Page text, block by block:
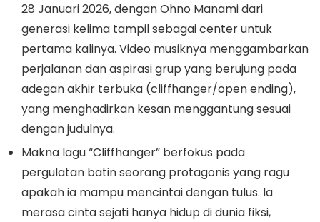
28 Januari 2026, dengan Ohno Manami dari
generasi kelima tampil sebagai center untuk
pertama kalinya. Video musiknya menggambarkan
perjalanan dan aspirasi grup yang berujung pada
adegan akhir terbuka (cliffhanger/open ending),
yang menghadirkan kesan menggantung sesuai
dengan judulnya.
Makna lagu “Cliffhanger” berfokus pada
pergulatan batin seorang protagonis yang ragu
apakah ia mampu mencintai dengan tulus. Ia
merasa cinta sejati hanya hidup di dunia fiksi,